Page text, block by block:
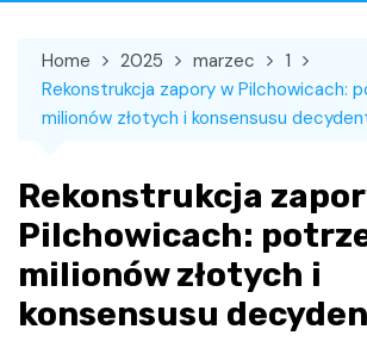
Home 2025 marzec
1
Rekonstrukcja zapory w Pilchowicach:
milionów złotych i konsensusu
Rekonstrukcja
Pilchowicach:
milionów złotych i
konsensusu